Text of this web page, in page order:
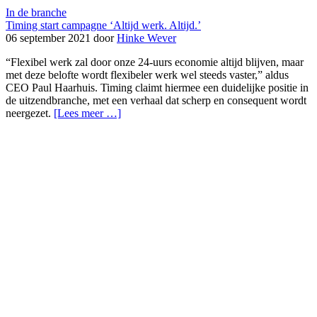
In de branche
Timing start campagne ‘Altijd werk. Altijd.’
06 september 2021 doorHinke Wever
“Flexibel werk zal door onze 24-uurs economie altijd blijven, maar
met deze belofte wordt flexibeler werk wel steeds vaster,” aldus
CEO Paul Haarhuis. Timing claimt hiermee een duidelijke positie in
de uitzendbranche, met een verhaal dat scherp en consequent wordt
neergezet. [Lees meer …]